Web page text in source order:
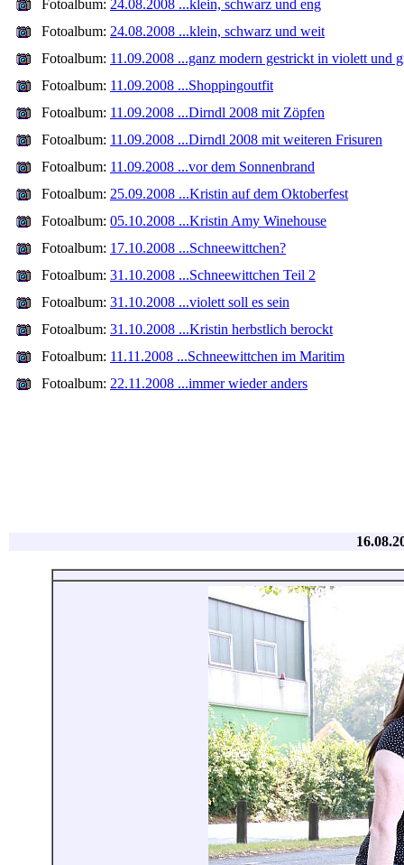
Fotoalbum: 24.08.2008 ...klein, schwarz und eng
Fotoalbum: 24.08.2008 ...klein, schwarz und weit
Fotoalbum: 11.09.2008 ...ganz modern gestrickt in violett und
Fotoalbum: 11.09.2008 ...Shoppingoutfit
Fotoalbum: 11.09.2008 ...Dirndl 2008 mit Zöpfen
Fotoalbum: 11.09.2008 ...Dirndl 2008 mit weiteren Frisuren
Fotoalbum: 11.09.2008 ...vor dem Sonnenbrand
Fotoalbum: 25.09.2008 ...Kristin auf dem Oktoberfest
Fotoalbum: 05.10.2008 ...Kristin Amy Winehouse
Fotoalbum: 17.10.2008 ...Schneewittchen?
Fotoalbum: 31.10.2008 ...Schneewittchen Teil 2
Fotoalbum: 31.10.2008 ...violett soll es sein
Fotoalbum: 31.10.2008 ...Kristin herbstlich berockt
Fotoalbum: 11.11.2008 ...Schneewittchen im Maritim
Fotoalbum: 22.11.2008 ...immer wieder anders